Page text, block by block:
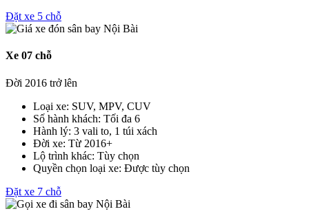
Đặt xe 5 chỗ
Xe 07 chỗ
Đời 2016 trở lên
Loại xe: SUV, MPV, CUV
Số hành khách: Tối đa 6
Hành lý: 3 vali to, 1 túi xách
Đời xe: Từ 2016+
Lộ trình khác: Tùy chọn
Quyền chọn loại xe: Được tùy chọn
Đặt xe 7 chỗ